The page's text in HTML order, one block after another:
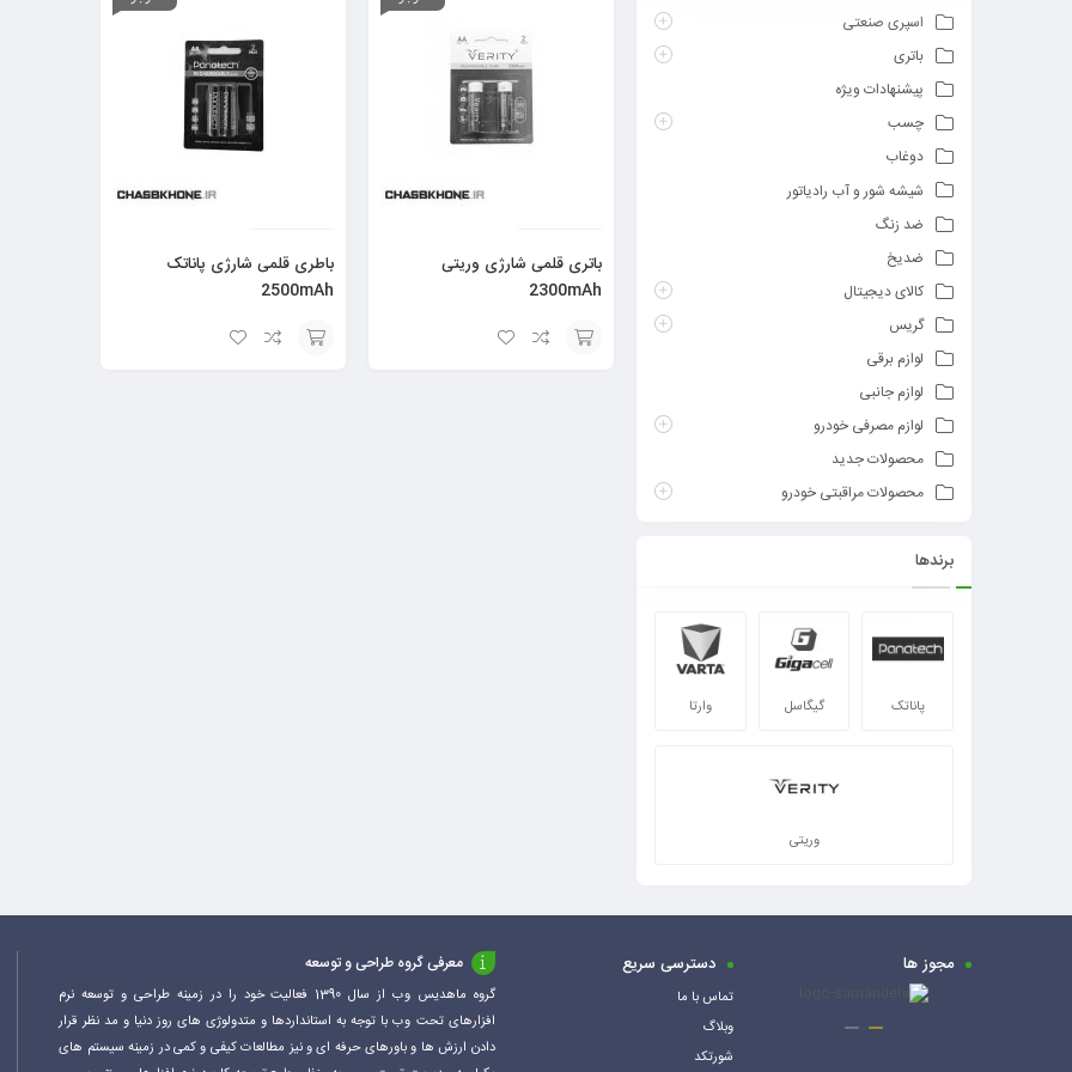
باتری قلمی شارژی وریتی
2300mAh
باطری قلمی شارژی پاناتک
2500mAh
اسپری صنعتی
باتری
پیشنهادات ویژه
چسب
دوغاب
شیشه شور و آب رادیاتور
ضد زنگ
ضدیخ
کالای دیجیتال
گریس
لوازم برقی
لوازم جانبی
لوازم مصرفی خودرو
محصولات جدید
محصولات مراقبتی خودرو
برندها
پاناتک گیگاسل وارتا
وریتی
مجوز ها دسترسی سریع
تماس با ما
وبلاگ
شورتکد
معرفی گروه طراحی و توسعه
گروه ماهدیس وب از سال 1390 فعالیت خود را در زمینه طراحی و توسعه نرم
افزارهای تحت وب با توجه به استانداردها و متدولوژی های روز دنیا و مد نظر قرار
دادن ارزش ها و باورهای حرفه ای و نیز مطالعات کیفی و کمی در زمینه سیستم های